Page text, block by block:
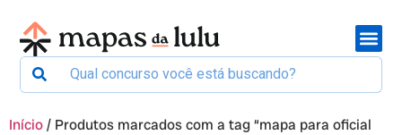
Início/ Produtos marcados com a tag “mapa para oficial